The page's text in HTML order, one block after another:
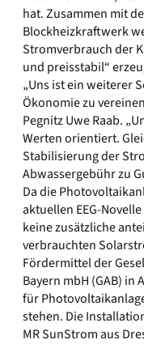
hat. Zusammen mit
Blockheizkraftwerk
Stromverbrauch der
und preisstabil“
„Uns ist ein weiterer
Ökonomie zu
Pegnitz Uwe Raab.
Werten orientiert.
Stabilisierung der
Abwassergebühr zu
Da die
aktuellen EEG-
keine zusätzliche
verbrauchten
Fördermittel der
Bayern mbH (GAB)
für
stehen. Die
MR SunStrom aus